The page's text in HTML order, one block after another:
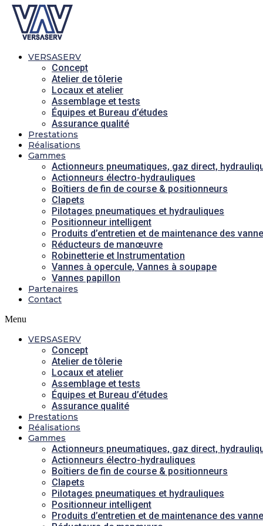
VERSASERV
Concept
Atelier de tôlerie
Locaux et atelier
Assemblage et tests
Équipes et Bureau d’études
Assurance qualité
Prestations
Réalisations
Gammes
Actionneurs pneumatiques, gaz direct,
Actionneurs électro-hydrauliques
Boîtiers de fin de course & positionneurs
Clapets
Pilotages pneumatiques et hydrauliques
Positionneur intelligent
Produits d’entretien et de maintenance des
Réducteurs de manœuvre
Robinetterie et Instrumentation
Vannes à opercule, Vannes à soupape
Vannes papillon
Partenaires
Contact
Menu
VERSASERV
Concept
Atelier de tôlerie
Locaux et atelier
Assemblage et tests
Équipes et Bureau d’études
Assurance qualité
Prestations
Réalisations
Gammes
Actionneurs pneumatiques, gaz direct,
Actionneurs électro-hydrauliques
Boîtiers de fin de course & positionneurs
Clapets
Pilotages pneumatiques et hydrauliques
Positionneur intelligent
Produits d’entretien et de maintenance des